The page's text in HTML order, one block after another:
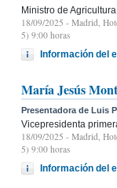
Ministro de
18/09/2025 - Madrid,
5) 9:00 horas
Información del
María Jesús
Presentadora de Luis
Vicepresidenta
18/09/2025 - Madrid,
5) 9:00 horas
Información del